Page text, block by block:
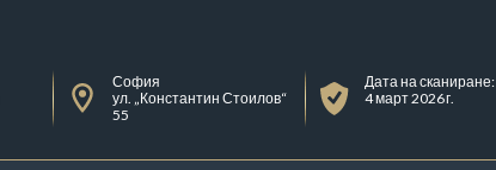
София
ул. „Константин Стоилов“
55
Дата на сканиране:
4 март 2026 г.